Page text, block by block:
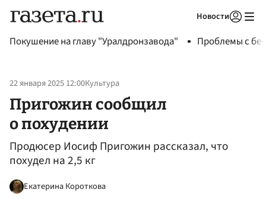
Новости
Покушение на главу "Уралдронзавода" Проблемы с
22 января 2025 12:00Культура
Пригожин сообщил
о похудении
Продюсер Иосиф Пригожин рассказал, что
похудел на 2,5 кг
Екатерина Короткова